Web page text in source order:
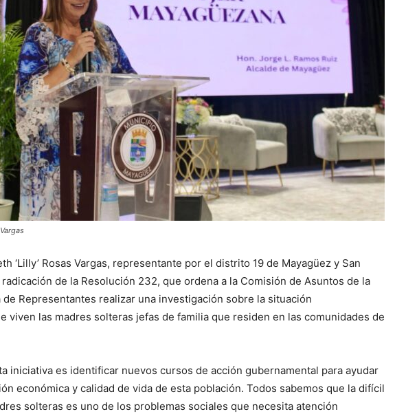
‘Lilly’ Rosas Vargas, representante por el distrito 19 de Mayagüez y San
de la Resolución 232, que ordena a la Comisión de Asuntos de la
de Representantes realizar una investigación sobre la situación
viven las madres solteras jefas de familia que residen en las comunidades de
iniciativa es identificar nuevos cursos de acción gubernamental para ayudar
económica y calidad de vida de esta población. Todos sabemos que la difícil
solteras es uno de los problemas sociales que necesita atención